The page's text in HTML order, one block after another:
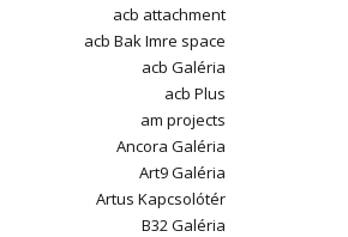
acb attachment
acb Bak Imre space
acb Galéria
acb Plus
am projects
Ancora Galéria
Art9 Galéria
Artus Kapcsolótér
B32 Galéria